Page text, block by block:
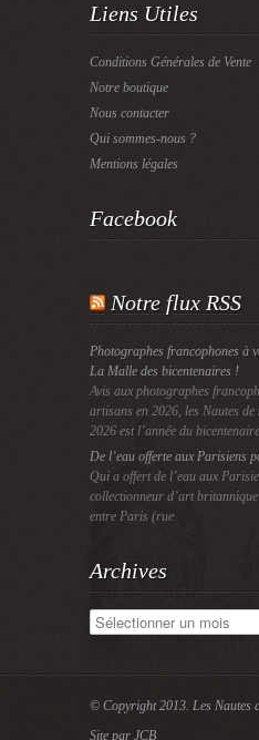
Liens Utiles
Conditions Générales de Vente
Notre boutique
Nous contacter
Qui sommes-nous ?
Mentions légales
Facebook
Notre flux RSS
Photographes francophones à
La Malle des bicentenaires !
Avis aux photographes
artisans en 2026, les Nautes
2026 est l’année du bicentenaire
De l’eau offerte aux Parisiens
Qui a offert de l’eau aux
collectionneur d’art
entre Paris (rue
Archives
Archives
© Copyright 2013. Les Nautes
Site par JCB